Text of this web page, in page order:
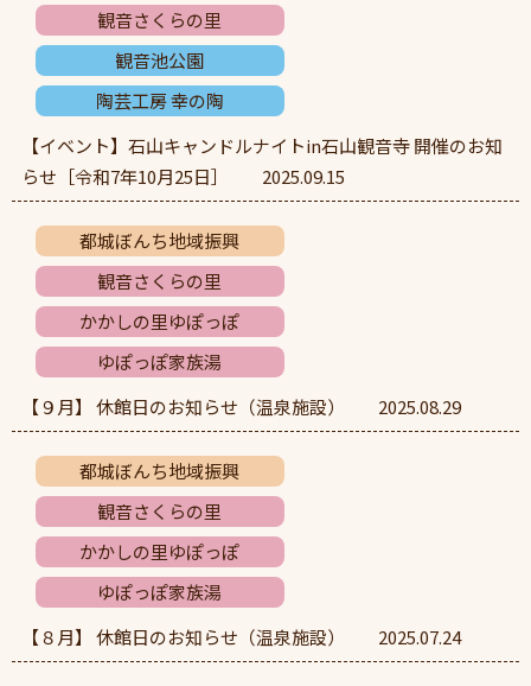
観音さくらの里
観音池公園
陶芸工房 幸の陶
【イベント】石山キャンドルナイトin石山観音寺 開催のお知
らせ［令和7年10月25日］
2025.09.15
都城ぼんち地域振興
観音さくらの里
かかしの里ゆぽっぽ
ゆぽっぽ家族湯
【９月】 休館日のお知らせ（温泉施設）
2025.08.29
都城ぼんち地域振興
観音さくらの里
かかしの里ゆぽっぽ
ゆぽっぽ家族湯
【８月】 休館日のお知らせ（温泉施設）
2025.07.24